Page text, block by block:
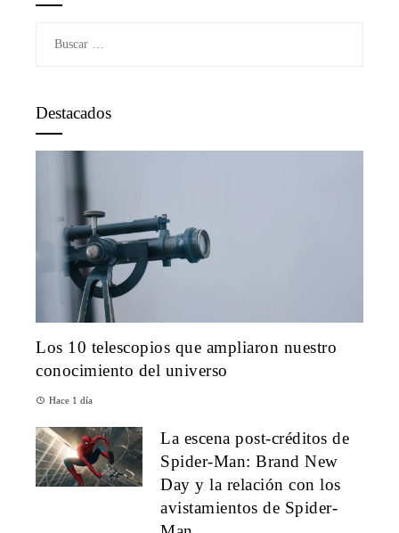
Destacados
Los 10 telescopios que ampliaron nuestro
conocimiento del universo
Hace 1 día
La escena post-créditos de
Spider-Man: Brand New
Day y la relación con los
avistamientos de Spider-